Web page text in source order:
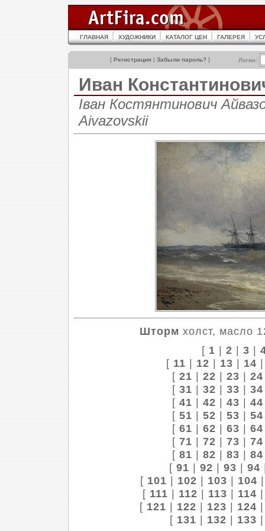
ГЛАВНАЯ ХУДОЖНИКИ КАТАЛОГ ЦЕН ГАЛЕРЕЯ
[ Регистрация | Забыли пароль? ] Логин:
Иван
Іван Костянтинович
Aivazovskii
Шторм холст, масло
[ 1 | 2 | 3 |
[ 11 | 12 | 13 | 14
[ 21 | 22 | 23 | 24
[ 31 | 32 | 33 | 34
[ 41 | 42 | 43 | 44
[ 51 | 52 | 53 | 54
[ 61 | 62 | 63 | 64
[ 71 | 72 | 73 | 74
[ 81 | 82 | 83 | 84
[ 91 | 92 | 93 | 94
[ 101 | 102 | 103 | 104
[ 111 | 112 | 113 | 114
[ 121 | 122 | 123 | 124
[ 131 | 132 | 133